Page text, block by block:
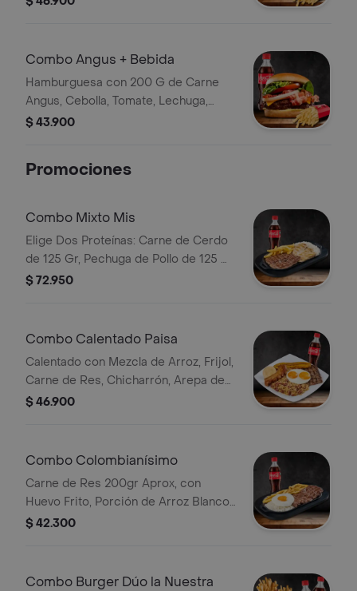
Combo Angus + Bebida
Hamburguesa con 200 G de Carne
Angus, Cebolla, Tomate, Lechuga,
Queso Cheddar, Tocineta, Salsas,
$ 43.900
Promociones
Combo Mixto Mis
Elige Dos Proteínas: Carne de Cerdo
de 125 Gr, Pechuga de Pollo de 125 Gr
o Carne de Res de 125 Gr,
$ 72.950
Combo Calentado Paisa
Calentado con Mezcla de Arroz, Frijol,
Carne de Res, Chicharrón, Arepa de
Pincho, Tajada de Plátano y Huevo
$ 46.900
Combo Colombianísimo
Carne de Res 200gr Aprox, con
Huevo Frito, Porción de Arroz Blanco,
Papa Francesa y Chimichurri. Bebida
$ 42.300
Combo Burger Dúo la Nuestra